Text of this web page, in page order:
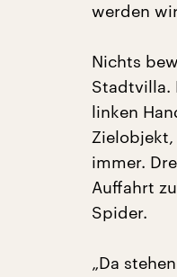
werden
Nichts
Stadtvilla.
linken
immer.
Auffahrt
Spider.
„Da